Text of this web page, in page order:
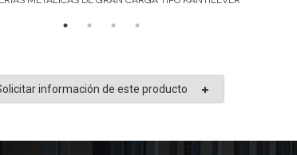
información de este producto